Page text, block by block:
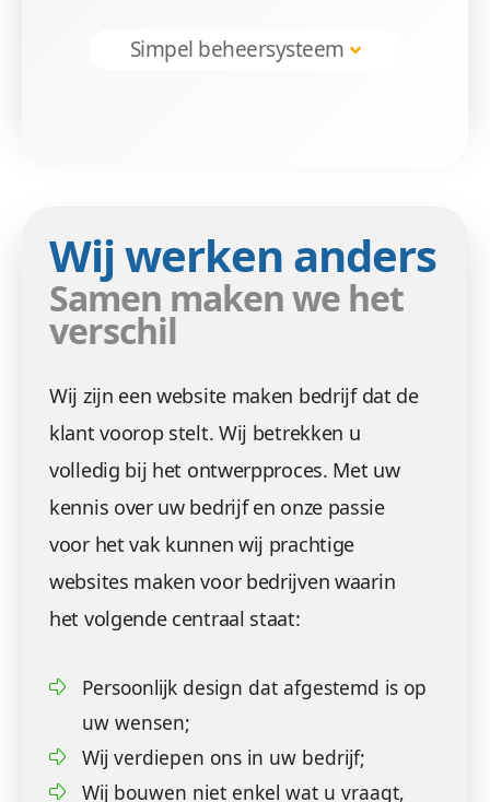
Simpel beheersysteem
Wij werken anders
Samen maken we het
verschil
Wij zijn een website maken bedrijf dat de
klant voorop stelt. Wij betrekken u
volledig bij het ontwerpproces. Met uw
kennis over uw bedrijf en onze passie
voor het vak kunnen wij prachtige
websites maken voor bedrijven waarin
het volgende centraal staat:
Persoonlijk design dat afgestemd is op
uw wensen;
Wij verdiepen ons in uw bedrijf;
Wij bouwen niet enkel wat u vraagt,